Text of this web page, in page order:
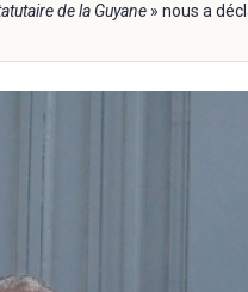
de la Guyane » nous a